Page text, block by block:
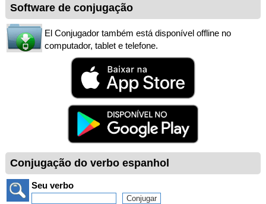
Software de conjugação
El Conjugador também está disponível offline no
computador, tablet e telefone.
Conjugação do verbo espanhol
Seu verbo